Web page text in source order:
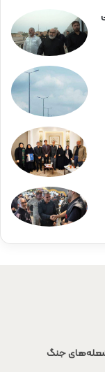
شعله‌های جنگ